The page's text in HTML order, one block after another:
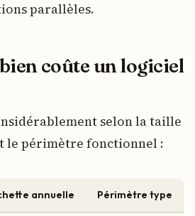
parallèles.
coûte un logiciel
selon la taille
le périmètre fonctionnel :
annuelle Périmètre type